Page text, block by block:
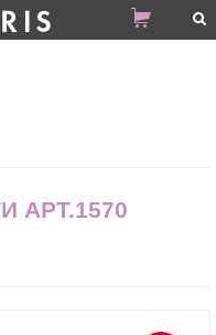
АРТ.1570